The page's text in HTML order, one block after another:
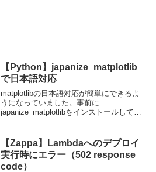
【Python】japanize_matplotlib
で日本語対応
matplotlibの日本語対応が簡単にできるよ
うになっていました。事前に
japanize_matplotlibをインストールしてお
matplotlib.pyplot ...
【Zappa】Lambdaへのデプロイ
実行時にエラー（502 response
code）